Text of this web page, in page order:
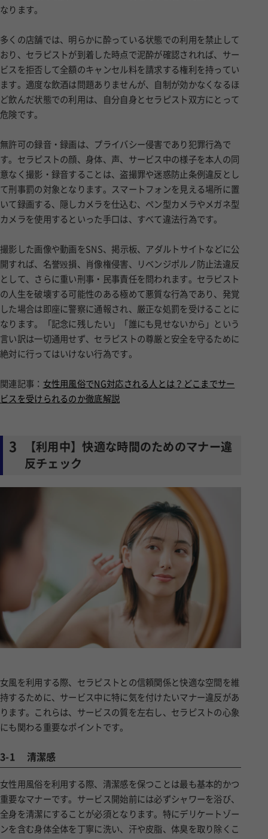
なります。
多くの店舗では、明らかに酔っている状態での利用を禁止して
おり、セラピストが到着した時点で泥酔が確認されれば、サー
ビスを拒否して全額のキャンセル料を請求する権利を持ってい
ます。適度な飲酒は問題ありませんが、自制が効かなくなるほ
ど飲んだ状態での利用は、自分自身とセラピスト双方にとって
危険です。
無許可の録音・録画は、プライバシー侵害であり犯罪行為で
す。セラピストの顔、身体、声、サービス中の様子を本人の同
意なく撮影・録音することは、盗撮罪や迷惑防止条例違反とし
て刑事罰の対象となります。スマートフォンを見える場所に置
いて録画する、隠しカメラを仕込む、ペン型カメラやメガネ型
カメラを使用するといった手口は、すべて違法行為です。
撮影した画像や動画をSNS、掲示板、アダルトサイトなどに公
開すれば、名誉毀損、肖像権侵害、リベンジポルノ防止法違反
として、さらに重い刑事・民事責任を問われます。セラピスト
の人生を破壊する可能性のある極めて悪質な行為であり、発覚
した場合は即座に警察に通報され、厳正な処罰を受けることに
なります。「記念に残したい」「誰にも見せないから」という
言い訳は一切通用せず、セラピストの尊厳と安全を守るために
絶対に行ってはいけない行為です。
関連記事： 女性用風俗でNG対応される人とは？どこまでサー
ビスを受けられるのか徹底解説
3
【利用中】快適な時間のためのマナー違
反チェック
女風を利用する際、セラピストとの信頼関係と快適な空間を維
持するために、サービス中に特に気を付けたいマナー違反があ
ります。これらは、サービスの質を左右し、セラピストの心象
にも関わる重要なポイントです。
3-1 清潔感
女性用風俗を利用する際、清潔感を保つことは最も基本的かつ
重要なマナーです。サービス開始前には必ずシャワーを浴び、
全身を清潔にすることが必須となります。特にデリケートゾー
ンを含む身体全体を丁寧に洗い、汗や皮脂、体臭を取り除くこ